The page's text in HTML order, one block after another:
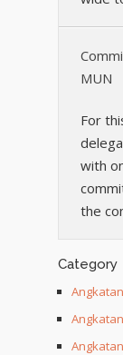
MUN
For
with
the
Category